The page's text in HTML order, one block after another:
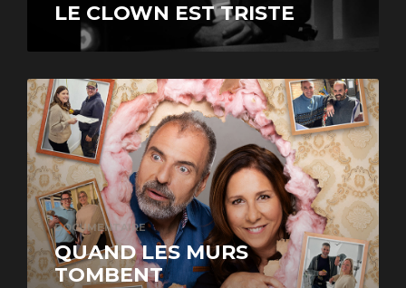
LE CLOWN EST TRISTE
DOCUMENTAIRE
QUAND LES MURS
TOMBENT